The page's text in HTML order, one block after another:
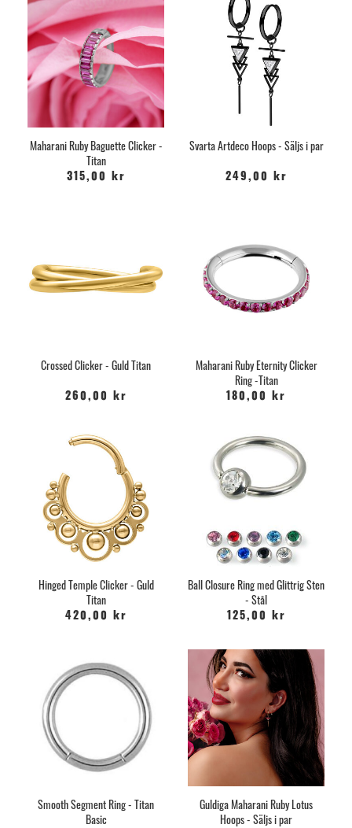
Maharani Ruby Baguette Clicker -
Titan
315,00 kr
Svarta Artdeco Hoops - Säljs i par
249,00 kr
Crossed Clicker - Guld Titan
260,00 kr
Maharani Ruby Eternity Clicker
Ring -Titan
180,00 kr
Hinged Temple Clicker - Guld
Titan
420,00 kr
Ball Closure Ring med Glittrig Sten
- Stål
125,00 kr
Smooth Segment Ring - Titan
Basic
Guldiga Maharani Ruby Lotus
Hoops - Säljs i par